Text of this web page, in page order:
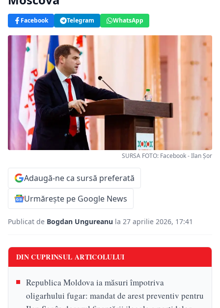
Facebook Telegram WhatsApp
SURSA FOTO: Facebook - Ilan Șor
Adaugă-ne ca sursă preferată
Urmărește pe Google News
Publicat de Bogdan Ungureanu la 27 aprilie 2026, 17:41
DIN CUPRINSUL ARTICOLULUI
Republica Moldova ia măsuri împotriva
oligarhului fugar: mandat de arest preventiv pentru